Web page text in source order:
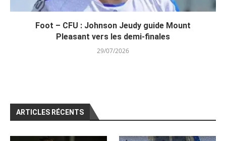
Foot – CFU : Johnson Jeudy guide Mount
Pleasant vers les demi-finales
29/07/2026
ARTICLES RÉCENTS